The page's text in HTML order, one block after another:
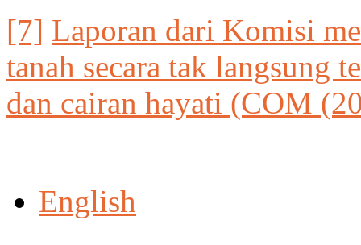
[7] Laporan dari Komisi
tanah secara tak langsung
dan cairan hayati (COM
English